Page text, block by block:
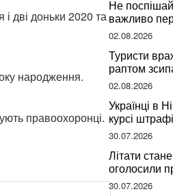
дві доньки 2020 та
народження.
правоохоронці.
Не
важливо
за словами
02.08.2026
Туристи
раптом
02.08.2026
Українці в
курсі
борги
30.07.2026
Літати
оголосили
вибору місць
30.07.2026